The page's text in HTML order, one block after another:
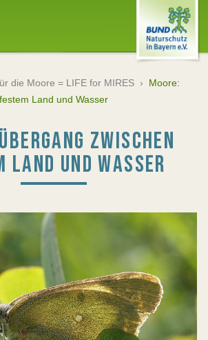
die Moore = LIFE for MIRES › Moore:
Land und Wasser
ZWISCHEN
LAND UND WASSER